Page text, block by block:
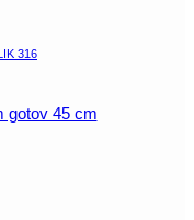
316
gotov 45 cm